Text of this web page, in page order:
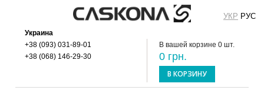
Украина
+38 (093) 031-89-01
+38 (068) 146-29-30
В вашей корзине 0 шт.
0 грн.
В КОРЗИНУ
УКР РУС